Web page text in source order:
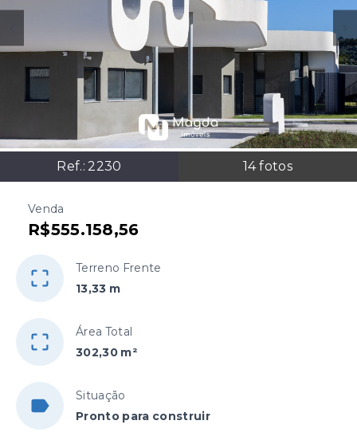
Ref.: 2230 14fotos
Venda
R$555.158,56
Terreno Frente
13,33 m
Área Total
302,30 m²
Situação
Pronto para construir